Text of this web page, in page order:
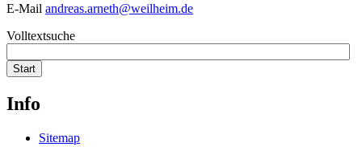
E-Mail andreas.arneth@weilheim.de
Volltextsuche
Start
Info
Sitemap